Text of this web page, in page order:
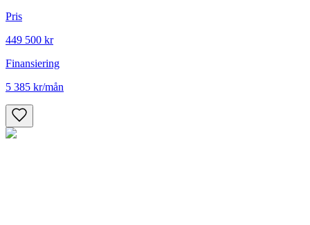
Pris
449 500 kr
Finansiering
5 385 kr/mån